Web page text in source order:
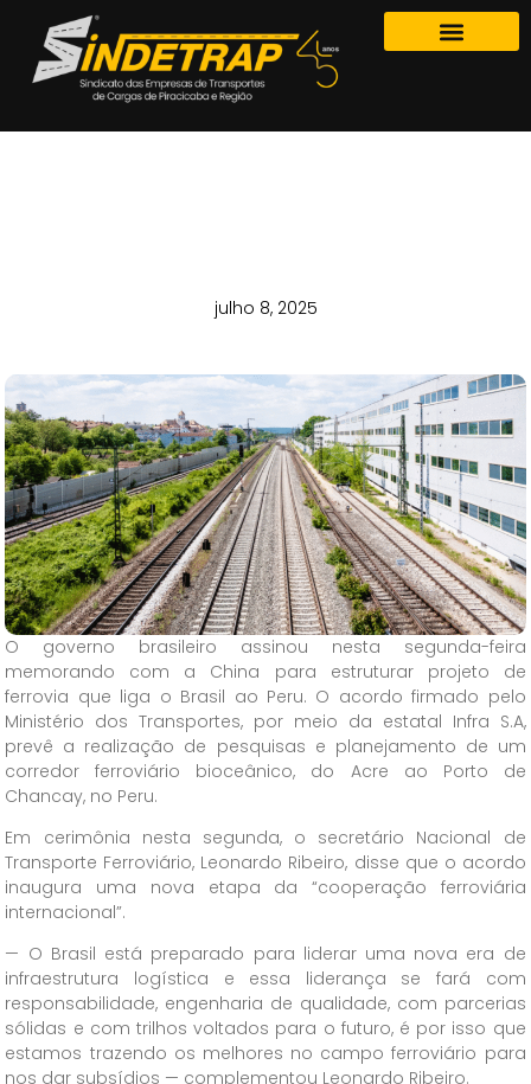
julho 8, 2025
O governo brasileiro assinou nesta segunda-feira
memorando com a China para estruturar projeto de
ferrovia que liga o Brasil ao Peru. O acordo firmado pelo
Ministério dos Transportes, por meio da estatal Infra S.A,
prevê a realização de pesquisas e planejamento de um
corredor ferroviário bioceânico, do Acre ao Porto de
Chancay, no Peru.
Em cerimônia nesta segunda, o secretário Nacional de
Transporte Ferroviário, Leonardo Ribeiro, disse que o acordo
inaugura uma nova etapa da “cooperação ferroviária
internacional”.
— O Brasil está preparado para liderar uma nova era de
infraestrutura logística e essa liderança se fará com
responsabilidade, engenharia de qualidade, com parcerias
sólidas e com trilhos voltados para o futuro, é por isso que
estamos trazendo os melhores no campo ferroviário para
nos dar subsídios — complementou Leonardo Ribeiro.